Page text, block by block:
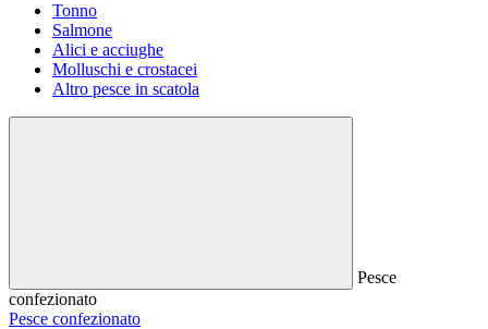
Tonno
Salmone
Alici e acciughe
Molluschi e crostacei
Altro pesce in scatola
Pesce
confezionato
Pesce confezionato